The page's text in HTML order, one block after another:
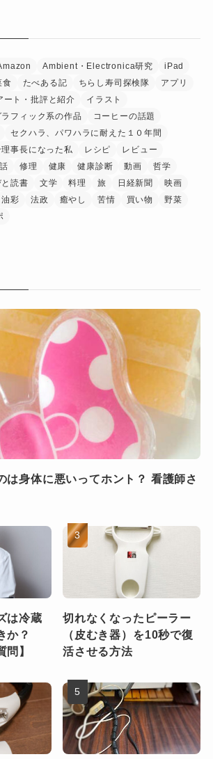
Ambient・Electronica研究
iPad
食 たべある記 ちらし寿司探検隊
アプリ
ート・批評と紹介
イラスト
ラフィック系の作品
コーヒーの話題
セクハラ、パワハラに耐えた１０年間
事長になった私 レシピ
レビュー
修理 健康 健康診断 動画
哲学
読書 文学 料理 旅 日経新聞
映画
油彩 法政 癒やし 苦情 買い物
野菜
は身体に悪いってホント？ 看護師さ
は冷蔵
か？
問】
切れなくなったピーラー
（皮むき器）を10秒で復
活させる方法